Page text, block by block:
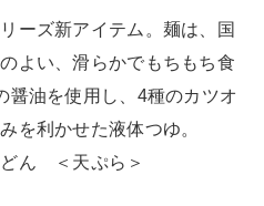
ーズ新アイテム。麺は、国
よい、滑らかでもちもち食
醤油を使用し、4種のカツオ
を利かせた液体つゆ。
ん ＜天ぷら＞